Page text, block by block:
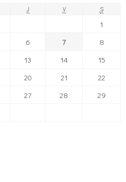
J V S
1
6 7
8
13 14
15
20 21
22
27 28
29